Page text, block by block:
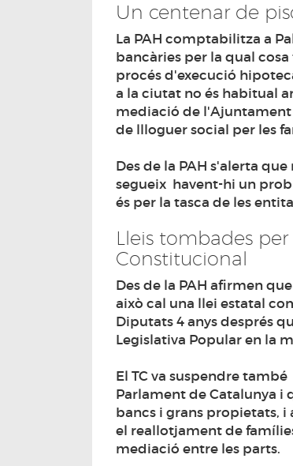
Un centenar de
La PAH comptabilitza a
bancàries per la qual
procés d'execució
a la ciutat no és habitual
mediació de
de llloguer social per les
Des de la PAH s'alerta
segueix havent-hi un
és per la tasca de les
Lleis tombades
Constitucional
Des de la PAH afirmen
això cal una llei estatal
Diputats 4 anys després
Legislativa Popular en la
El TC va suspendre
Parlament de Catalunya i
bancs i grans propietats, i
el reallotjament de
mediació entre les parts.